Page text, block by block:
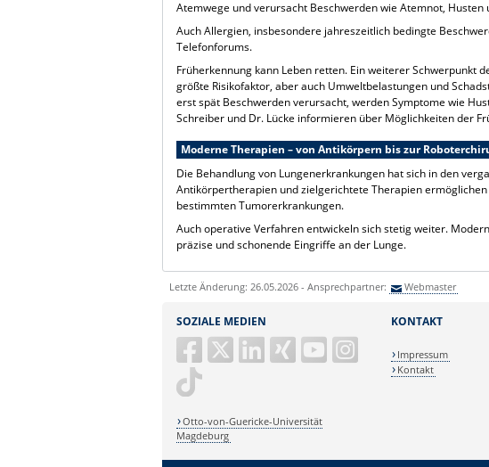
Atemwege und verursacht Beschwerden wie Atemnot,
Auch Allergien, insbesondere jahreszeitlich bedingte
Telefonforums.
Früherkennung kann Leben retten. Ein weiterer Schwerpunkt
größte Risikofaktor, aber auch Umweltbelastungen und
erst spät Beschwerden verursacht, werden Symptome wie
Schreiber und Dr. Lücke informieren über Möglichkeiten der
Moderne Therapien – von Antikörpern bis zur
Die Behandlung von Lungenerkrankungen hat sich in den
Antikörpertherapien und zielgerichtete Therapien
bestimmten Tumorerkrankungen.
Auch operative Verfahren entwickeln sich stetig weiter.
präzise und schonende Eingriffe an der Lunge.
Letzte Änderung: 26.05.2026 - Ansprechpartner: Webmaster
SOZIALE MEDIEN
Otto-von-Guericke-Universität
Magdeburg
KONTAKT
Impressum
Kontakt